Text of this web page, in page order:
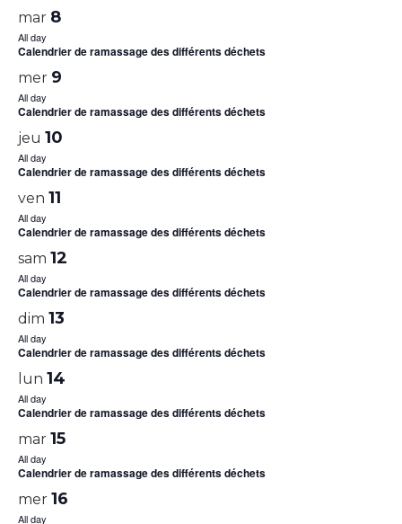
mar 8
All day
Calendrier de ramassage des différents déchets
mer 9
All day
Calendrier de ramassage des différents déchets
jeu 10
All day
Calendrier de ramassage des différents déchets
ven 11
All day
Calendrier de ramassage des différents déchets
sam 12
All day
Calendrier de ramassage des différents déchets
dim 13
All day
Calendrier de ramassage des différents déchets
lun 14
All day
Calendrier de ramassage des différents déchets
mar 15
All day
Calendrier de ramassage des différents déchets
mer 16
All day